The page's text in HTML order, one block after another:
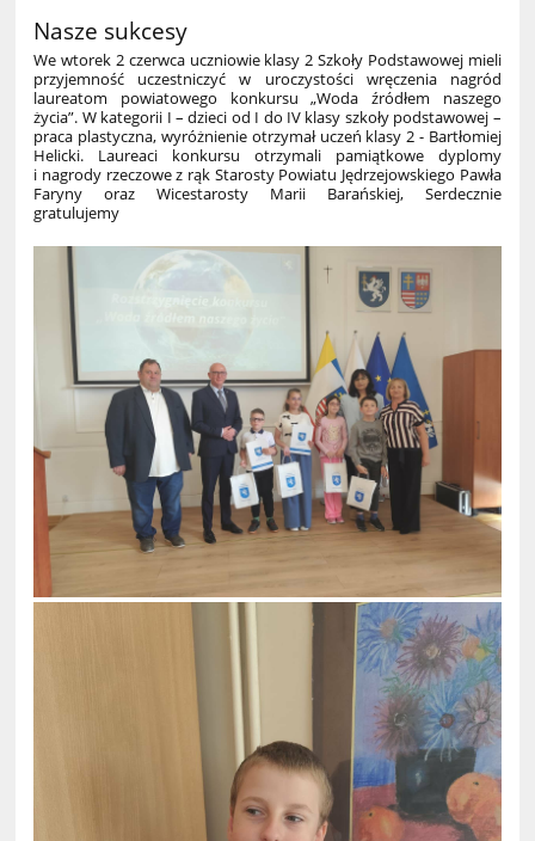
Nasze sukcesy
We wtorek 2 czerwca uczniowie klasy 2 Szkoły Podstawowej mieli
przyjemność uczestniczyć w uroczystości wręczenia nagród
laureatom powiatowego konkursu „Woda źródłem naszego
życia”. W kategorii I – dzieci od I do IV klasy szkoły podstawowej –
praca plastyczna, wyróżnienie otrzymał uczeń klasy 2 - Bartłomiej
Helicki. Laureaci konkursu otrzymali pamiątkowe dyplomy
i nagrody rzeczowe z rąk Starosty Powiatu Jędrzejowskiego Pawła
Faryny oraz Wicestarosty Marii Barańskiej, Serdecznie
gratulujemy